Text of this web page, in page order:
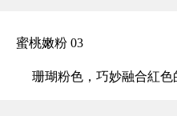
蜜桃嫩粉 03
珊瑚粉色，巧妙融合紅色